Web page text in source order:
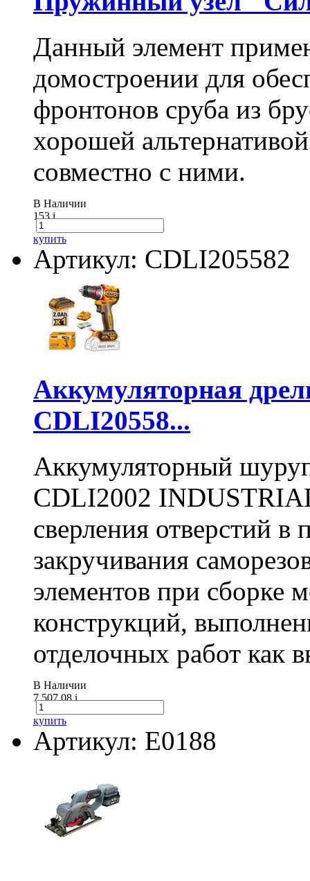
Данный элемент
домостроении для
фронтонов сруба из
хорошей
совместно с ними.
В Наличии
153i
купить
Артикул: CDLI205582
Аккумуляторная
CDLI20558...
Аккумуляторный
CDLI2002
сверления отверстий в
закручивания
элементов при сборке
конструкций,
отделочных работ как
В Наличии
7 507.08i
купить
Артикул: E0188